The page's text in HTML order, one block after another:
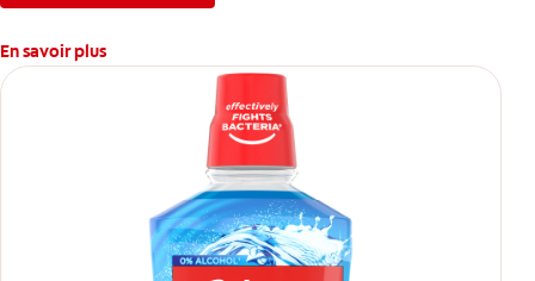
En savoir plus